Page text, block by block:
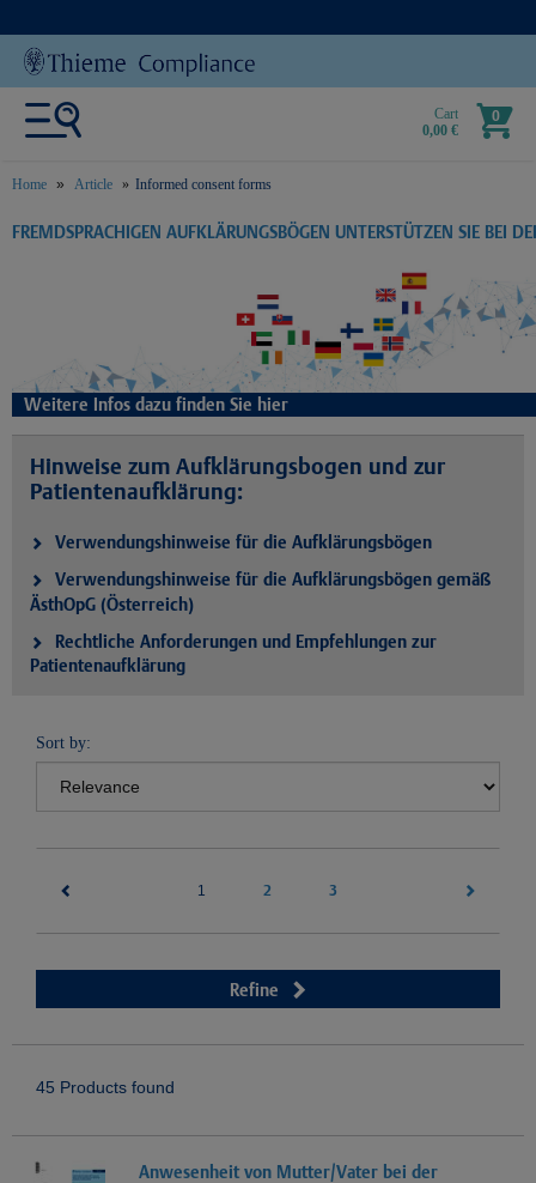
Cart
0,00 €
0
Home Article Informed consent forms
text.skipToContent
text.skipToNavigation
FREMDSPRACHIGEN AUFKLÄRUNGSBÖGEN UNTERSTÜTZEN SIE BEI
Weitere Infos dazu finden Sie hier
Hinweise zum Aufklärungsbogen und zur
Patientenaufklärung:
Verwendungshinweise für die Aufklärungsbögen
Verwendungshinweise für die Aufklärungsbögen gemäß
ÄsthOpG (Österreich)
Rechtliche Anforderungen und Empfehlungen zur
Patientenaufklärung
Sort by:
1 2 3
Refine
45 Products found
Anwesenheit von Mutter/Vater bei der